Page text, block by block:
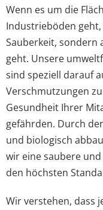
Wenn es um die
Industrieböden
Sauberkeit, sondern
geht. Unsere
sind speziell darauf
Verschmutzungen
Gesundheit Ihrer
gefährden. Durch
und biologisch
wir eine saubere
den höchsten
Wir verstehen, dass